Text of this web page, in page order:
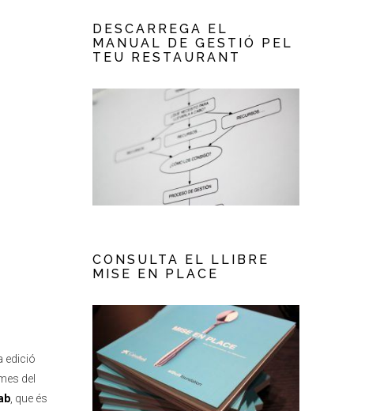
edició
del
, que és
DESCARREGA EL
MANUAL DE GESTIÓ PEL
TEU RESTAURANT
CONSULTA EL LLIBRE
MISE EN PLACE